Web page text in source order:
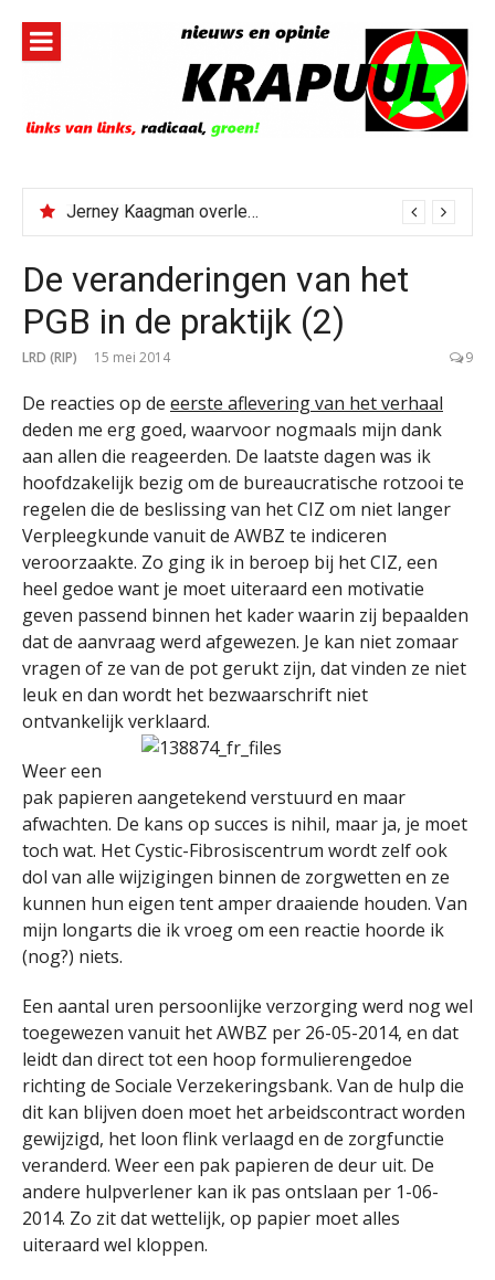
inhoud
Jerney Kaagman overleden
De veranderingen van het
PGB in de praktijk (2)
LRD (RIP) 15 mei 2014 9
De reacties op de eerste aflevering van het verhaal
deden me erg goed, waarvoor nogmaals mijn dank
aan allen die reageerden. De laatste dagen was ik
hoofdzakelijk bezig om de bureaucratische rotzooi te
regelen die de beslissing van het CIZ om niet langer
Verpleegkunde vanuit de AWBZ te indiceren
veroorzaakte. Zo ging ik in beroep bij het CIZ, een
heel gedoe want je moet uiteraard een motivatie
geven passend binnen het kader waarin zij bepaalden
dat de aanvraag werd afgewezen. Je kan niet zomaar
vragen of ze van de pot gerukt zijn, dat vinden ze niet
leuk en dan wordt het bezwaarschrift niet
ontvankelijk verklaard.
Weer een
pak papieren aangetekend verstuurd en maar
afwachten. De kans op succes is nihil, maar ja, je moet
toch wat. Het Cystic-Fibrosiscentrum wordt zelf ook
dol van alle wijzigingen binnen de zorgwetten en ze
kunnen hun eigen tent amper draaiende houden. Van
mijn longarts die ik vroeg om een reactie hoorde ik
(nog?) niets.
Een aantal uren persoonlijke verzorging werd nog wel
toegewezen vanuit het AWBZ per 26-05-2014, en dat
leidt dan direct tot een hoop formulierengedoe
richting de Sociale Verzekeringsbank. Van de hulp die
dit kan blijven doen moet het arbeidscontract worden
gewijzigd, het loon flink verlaagd en de zorgfunctie
veranderd. Weer een pak papieren de deur uit. De
andere hulpverlener kan ik pas ontslaan per 1-06-
2014. Zo zit dat wettelijk, op papier moet alles
uiteraard wel kloppen.